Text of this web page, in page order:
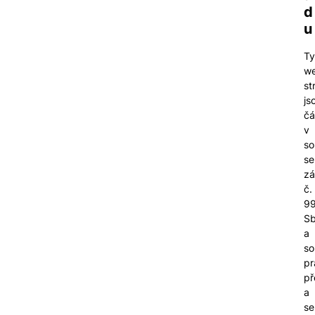
d
u
v
se
č.
a
a
se